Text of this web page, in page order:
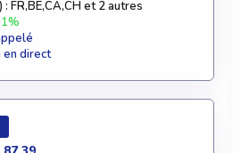
FR,BE,CA,CH et 2 autres
en direct